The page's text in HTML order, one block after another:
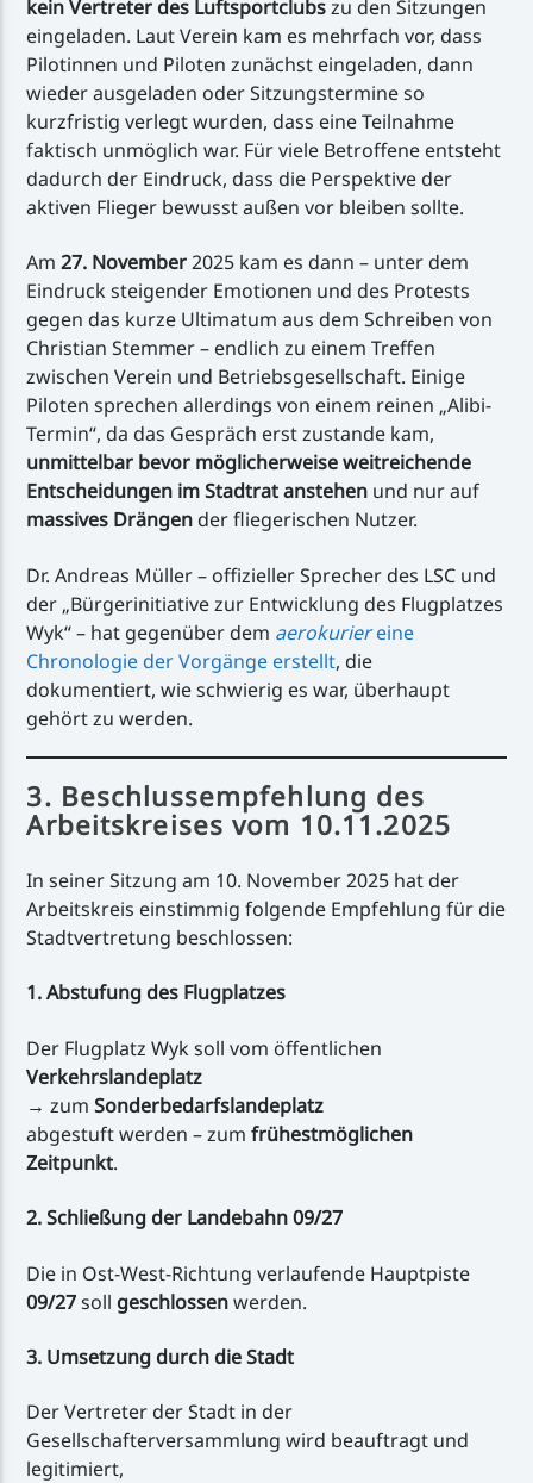
kein Vertreter des Luftsportclubszu den Sitzungen
eingeladen. Laut Verein kam es mehrfach vor, dass
Pilotinnen und Piloten zunächst eingeladen, dann
wieder ausgeladen oder Sitzungstermine so
kurzfristig verlegt wurden, dass eine Teilnahme
faktisch unmöglich war. Für viele Betroffene entsteht
dadurch der Eindruck, dass die Perspektive der
aktiven Flieger bewusst außen vor bleiben sollte.
Am27. November2025 kam es dann – unter dem
Eindruck steigender Emotionen und des Protests
gegen das kurze Ultimatum aus dem Schreiben von
Christian Stemmer – endlich zu einem Treffen
zwischen Verein und Betriebsgesellschaft. Einige
Piloten sprechen allerdings von einem reinen „Alibi-
Termin“, da das Gespräch erst zustande kam,
unmittelbar bevor möglicherweise weitreichende
Entscheidungen im Stadtrat anstehen und nur auf
massives Drängen der fliegerischen Nutzer.
Dr. Andreas Müller – offizieller Sprecher des LSC und
der „Bürgerinitiative zur Entwicklung des Flugplatzes
Wyk“ – hat gegenüber dem aerokuriereine
Chronologie der Vorgänge erstellt, die
dokumentiert, wie schwierig es war, überhaupt
gehört zu werden.
3. Beschlussempfehlung des
Arbeitskreises vom 10.11.2025
In seiner Sitzung am 10. November 2025 hat der
Arbeitskreis einstimmig folgende Empfehlung für die
Stadtvertretung beschlossen:
1. Abstufung des Flugplatzes
Der Flugplatz Wyk soll vom öffentlichen
Verkehrslandeplatz
→ zumSonderbedarfslandeplatz
abgestuft werden – zumfrühestmöglichen
Zeitpunkt.
2. Schließung der Landebahn 09/27
Die in Ost-West-Richtung verlaufende Hauptpiste
09/27sollgeschlossenwerden.
3. Umsetzung durch die Stadt
Der Vertreter der Stadt in der
Gesellschafterversammlung wird beauftragt und
legitimiert,